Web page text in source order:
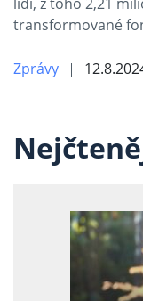
transformované
Zprávy